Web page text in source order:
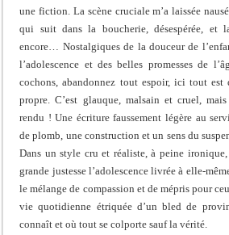
une fiction. La scène cruciale m’a laissée
qui suit dans la boucherie, désespérée, et
encore… Nostalgiques de la douceur de
l’adolescence et des belles promesses de
cochons, abandonnez tout espoir, ici tout est
propre. C’est glauque, malsain et cruel, mais
rendu ! Une écriture faussement légère au
de plomb, une construction et un sens du
Dans un style cru et réaliste, à peine
grande justesse l’adolescence livrée à elle-
le mélange de compassion et de mépris pour
vie quotidienne étriquée d’un bled de
connaît et où tout se colporte sauf la vérité.